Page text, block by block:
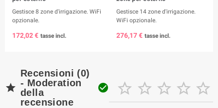
Gestisce 8 zone d'irrigazione. WiFi
opzionale.
172,02 € tasse incl.
Gestisce 14 zone d'irrigazione.
WiFi opzionale.
276,17 € tasse incl.

Recensioni (0)
- Moderation
della
recensione
     